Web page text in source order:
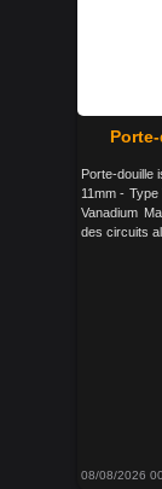
Porte-douille
11mm -
Vanadium
des circuits
08/08/2026